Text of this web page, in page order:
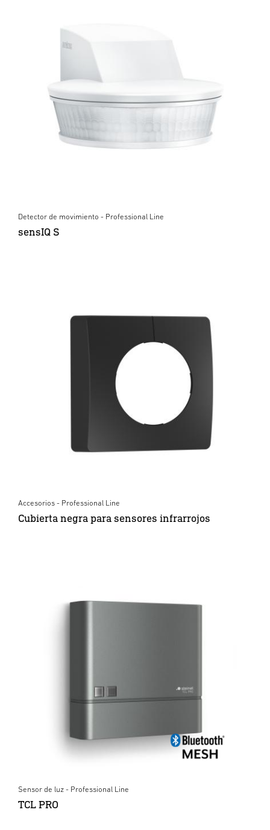
Detector de movimiento - Professional Line
sensIQ S
Accesorios - Professional Line
Cubierta negra para sensores infrarrojos
Sensor de luz - Professional Line
TCL PRO